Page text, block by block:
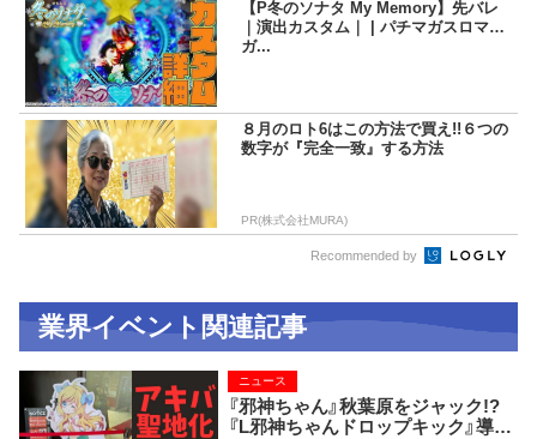
【P冬のソナタ My Memory】先バレ
｜演出カスタム｜ | パチマガスロマ
ガ...
８月のロト6はこの方法で買え!!６つの
数字が『完全一致』する方法
PR(株式会社MURA)
Recommended by
業界イベント関連記事
『邪神ちゃん』秋葉原をジャック!?
『L邪神ちゃんドロップキック』導入
ニュース